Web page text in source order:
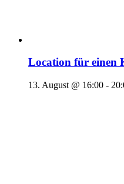
Location für einen
13. August @ 16:00 -